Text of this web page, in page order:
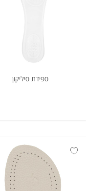
ספידת סיליקון